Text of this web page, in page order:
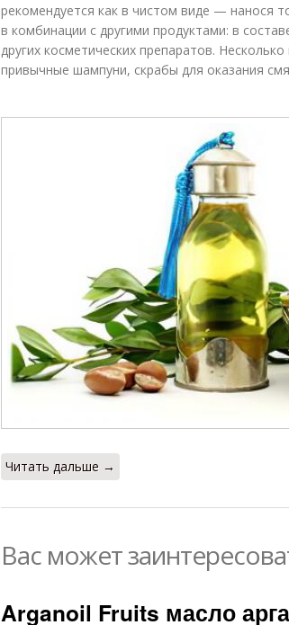
рекомендуется как в чистом виде — нанося
в комбинации с другими продуктами: в
других косметических препаратов.
привычные шампуни, скрабы для оказания
Читать дальше →
Вас может
Arganoil Fruits масло